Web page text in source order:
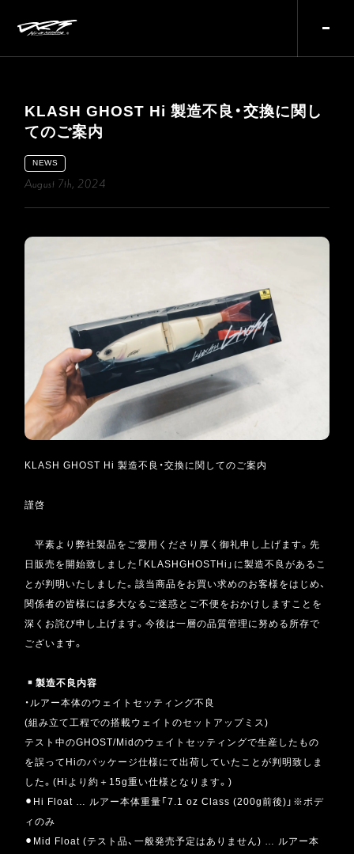
KLASH GHOST Hi 製造不良・交換に関し
てのご案内
NEWS
August 7th, 2024
KLASH GHOST Hi 製造不良・交換に関してのご案内
謹啓
平素より弊社製品をご愛用くださり厚く御礼申し上げます。先
日販売を開始致しました「KLASHGHOSTHi」に製造不良があるこ
とが判明いたしました。該当商品をお買い求めのお客様をはじめ、
関係者の皆様には多大なるご迷惑とご不便をおかけしますことを
深くお詫び申し上げます。今後は一層の品質管理に努める所存で
ございます。
製造不良内容
・ルアー本体のウェイトセッティング不良
(組み立て工程での搭載ウェイトのセットアップミス)
テスト中のGHOST/Midのウェイトセッティングで生産したもの
を誤ってHiのパッケージ仕様にて出荷していたことが判明致しま
した。(Hiより約＋15g重い仕様となります。)
⚫︎Hi Float … ルアー本体重量「7.1 oz Class (200g前後)」※ボデ
ィのみ
⚫︎Mid Float (テスト品、一般発売予定はありません) … ルアー本